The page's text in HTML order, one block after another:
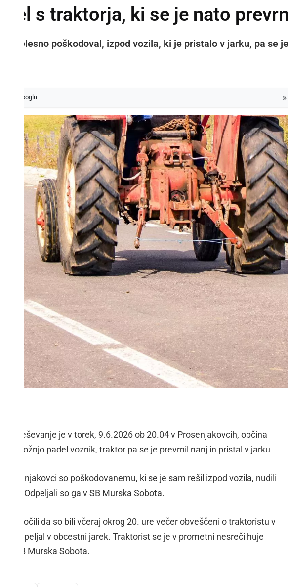
s traktorja, ki se je nato
telesno poškodoval, izpod vozila, ki je pristalo v jarku, pa se
na Googlu »
in reševanje je v torek, 9.6.2026 ob 20.04 v Prosenjakovcih, občina
vožnjo padel voznik, traktor pa se je prevrnil nanj in pristal v jarku.
Prosenjakovci so poškodovanemu, ki se je sam rešil izpod vozila, nudili
Odpeljali so ga v SB Murska Sobota.
sporočili da so bili včeraj okrog 20. ure večer obveščeni o traktoristu v
zapeljal v obcestni jarek. Traktorist se je v prometni nesreči huje
v SB Murska Sobota.